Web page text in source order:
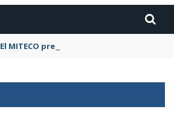
El MITECO prepara una subasta de 600